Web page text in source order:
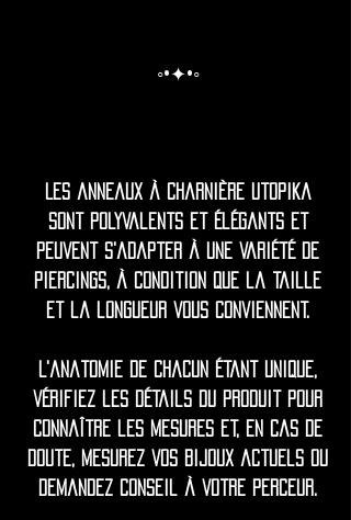
◦•✦•◦
Les anneaux à charnière Utopika
sont polyvalents et élégants et
peuvent s'adapter à une variété de
piercings, à condition que la taille
et la longueur vous conviennent.
L'anatomie de chacun étant unique,
vérifiez les détails du produit pour
connaître les mesures et, en cas de
doute, mesurez vos bijoux actuels ou
demandez conseil à votre perceur.